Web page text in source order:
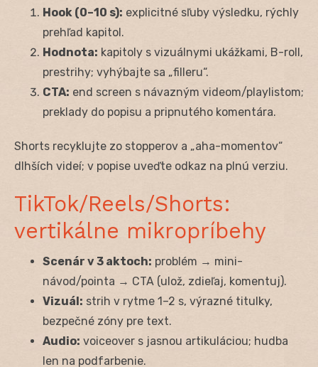
Hook (0–10 s): explicitné sľuby výsledku, rýchly
prehľad kapitol.
Hodnota: kapitoly s vizuálnymi ukážkami, B-roll,
prestrihy; vyhýbajte sa „filleru“.
CTA: end screen s návazným videom/playlistom;
preklady do popisu a pripnutého komentára.
Shorts recyklujte zo stopperov a „aha-momentov“
dlhších videí; v popise uveďte odkaz na plnú verziu.
TikTok/Reels/Shorts:
vertikálne mikropríbehy
Scenár v 3 aktoch: problém → mini-
návod/pointa → CTA (ulož, zdieľaj, komentuj).
Vizuál: strih v rytme 1–2 s, výrazné titulky,
bezpečné zóny pre text.
Audio: voiceover s jasnou artikuláciou; hudba
len na podfarbenie.